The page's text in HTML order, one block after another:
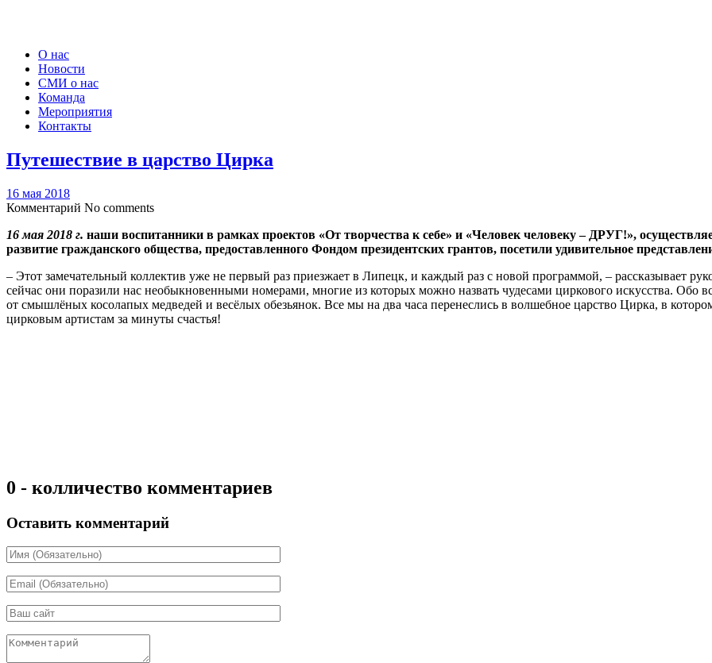
О нас
Новости
СМИ о нас
Команда
Мероприятия
Контакты
Путешествие в царство Цирка
16 мая 2018
Комментарий No comments
16 мая 2018 г. наши воспитанники в рамках проектов «От творчества к себе» и «Человек человеку – ДРУГ!»,
развитие гражданского общества, предоставленного Фондом президентских грантов, посетили удивительное
– Этот замечательный коллектив уже не первый раз приезжает в Липецк, и каждый раз с новой программой, – рассказывает
сейчас они поразили нас необыкновенными номерами, многие из которых можно назвать чудесами циркового искусства. Обо
от смышлёных косолапых медведей и весёлых обезьянок. Все мы на два часа перенеслись в волшебное царство Цирка, в
цирковым артистам за минуты счастья!
0 - колличество комментариев
Оставить комментарий